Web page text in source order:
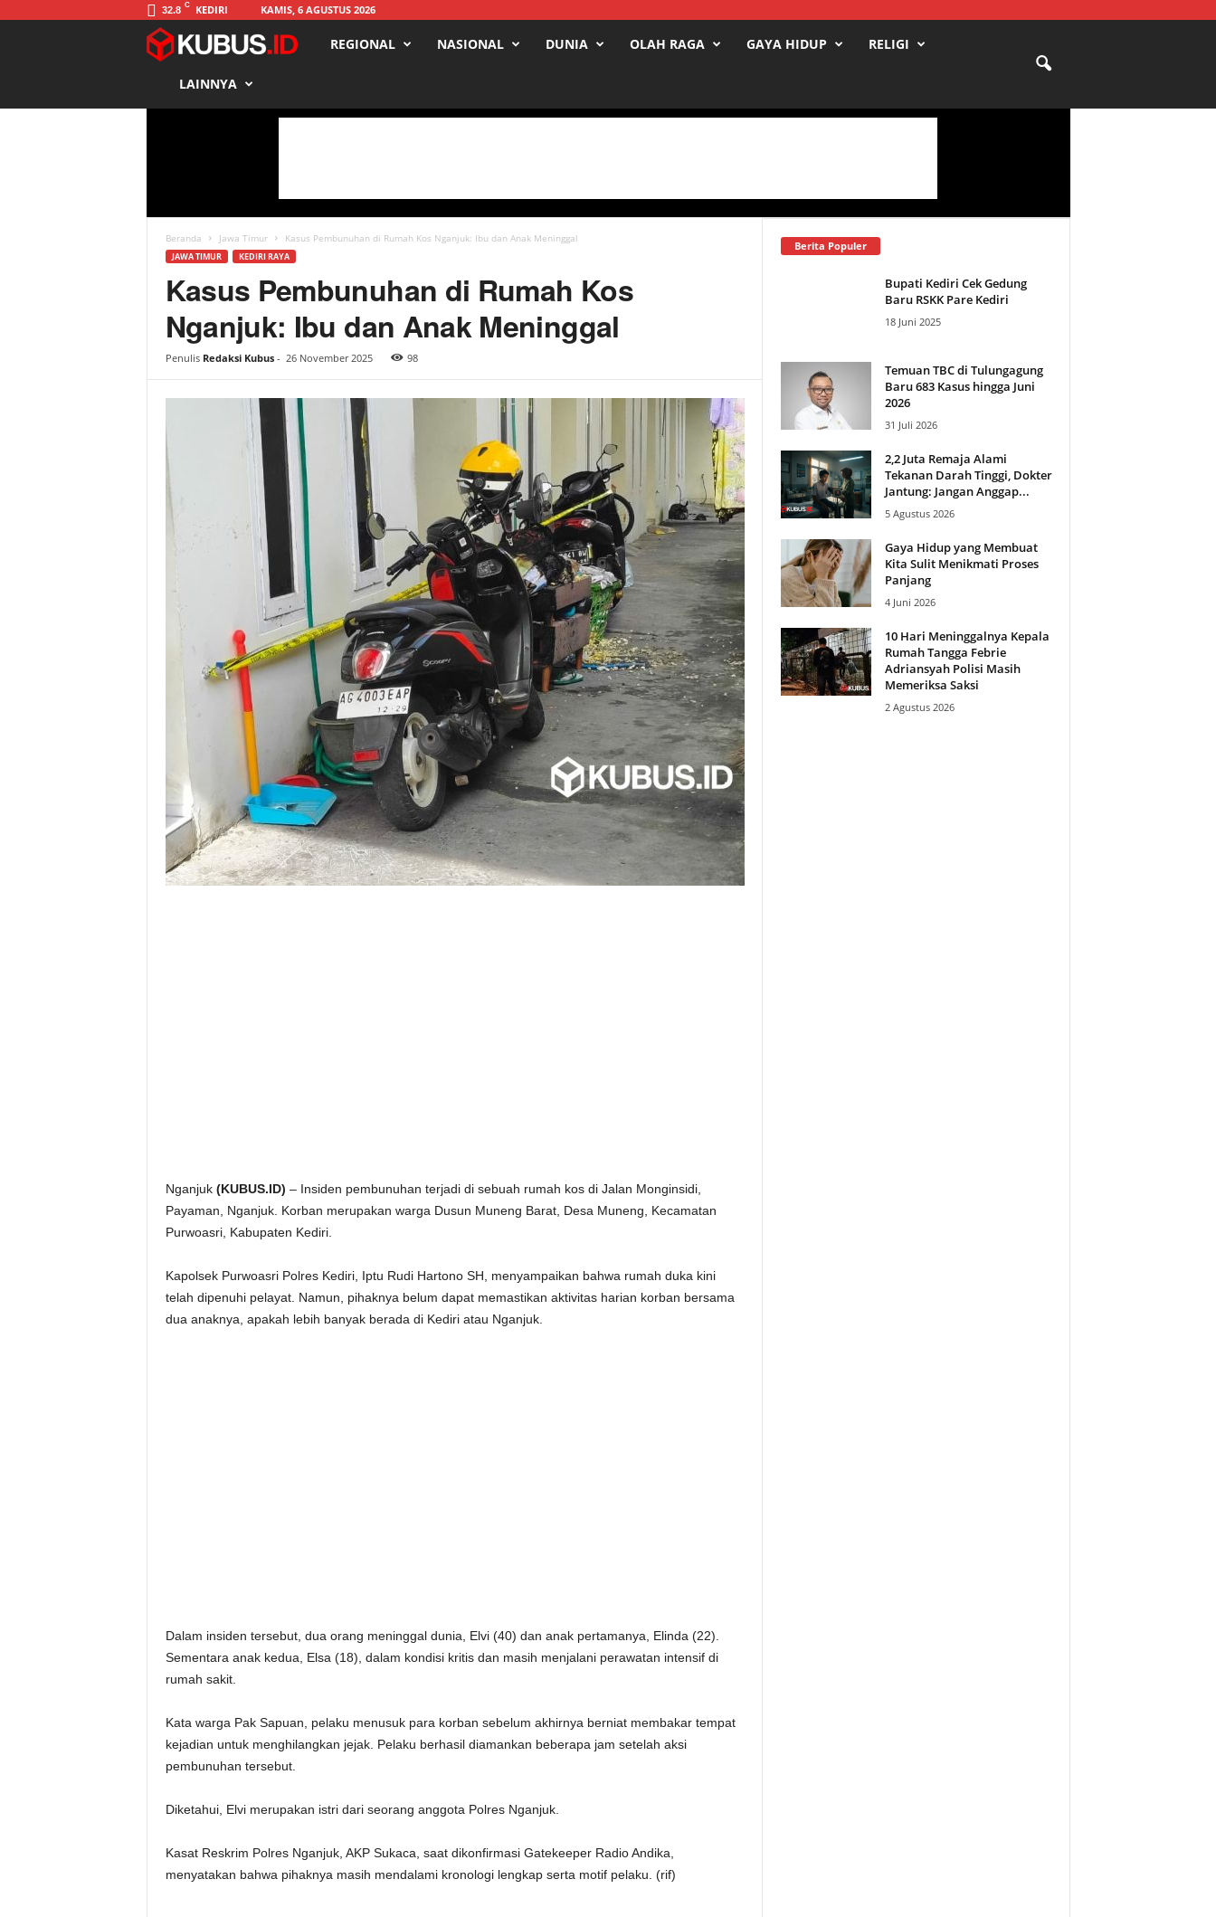
32.8 C KEDIRI KAMIS, 6 AGUSTUS 2026
s
REGIONAL NASIONAL DUNIA OLAH RAGA GAYA HIDUP RELIGI
LAINNYA
Beranda Jawa Timur Kasus Pembunuhan di Rumah Kos Nganjuk: Ibu dan Anak Meninggal
JAWA TIMUR KEDIRI RAYA
Kasus Pembunuhan di Rumah Kos
Nganjuk: Ibu dan Anak Meninggal
Penulis Redaksi Kubus- 26 November 2025 98
Nganjuk (KUBUS.ID) – Insiden pembunuhan terjadi di sebuah rumah kos di Jalan Monginsidi,
Payaman, Nganjuk. Korban merupakan warga Dusun Muneng Barat, Desa Muneng, Kecamatan
Purwoasri, Kabupaten Kediri.
Kapolsek Purwoasri Polres Kediri, Iptu Rudi Hartono SH, menyampaikan bahwa rumah duka kini
telah dipenuhi pelayat. Namun, pihaknya belum dapat memastikan aktivitas harian korban bersama
dua anaknya, apakah lebih banyak berada di Kediri atau Nganjuk.
Dalam insiden tersebut, dua orang meninggal dunia, Elvi (40) dan anak pertamanya, Elinda (22).
Sementara anak kedua, Elsa (18), dalam kondisi kritis dan masih menjalani perawatan intensif di
rumah sakit.
Kata warga Pak Sapuan, pelaku menusuk para korban sebelum akhirnya berniat membakar tempat
kejadian untuk menghilangkan jejak. Pelaku berhasil diamankan beberapa jam setelah aksi
pembunuhan tersebut.
Diketahui, Elvi merupakan istri dari seorang anggota Polres Nganjuk.
Kasat Reskrim Polres Nganjuk, AKP Sukaca, saat dikonfirmasi Gatekeeper Radio Andika,
menyatakan bahwa pihaknya masih mendalami kronologi lengkap serta motif pelaku. (rif)
Berita Populer
Bupati Kediri Cek Gedung
Baru RSKK Pare Kediri
18 Juni 2025
Temuan TBC di Tulungagung
Baru 683 Kasus hingga Juni
2026
31 Juli 2026
2,2 Juta Remaja Alami
Tekanan Darah Tinggi, Dokter
Jantung: Jangan Anggap...
5 Agustus 2026
Gaya Hidup yang Membuat
Kita Sulit Menikmati Proses
Panjang
4 Juni 2026
10 Hari Meninggalnya Kepala
Rumah Tangga Febrie
Adriansyah Polisi Masih
Memeriksa Saksi
2 Agustus 2026